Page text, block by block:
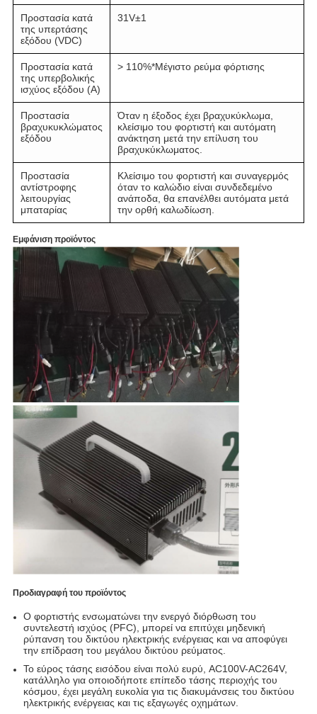
Προστασία κατά
της υπερτάσης
εξόδου (VDC)
31V±1
Προστασία κατά
της υπερβολικής
ισχύος εξόδου (A)
> 110%*Μέγιστο ρεύμα φόρτισης
Προστασία
βραχυκυκλώματος
εξόδου
Όταν η έξοδος έχει βραχυκύκλωμα,
κλείσιμο του φορτιστή και αυτόματη
ανάκτηση μετά την επίλυση του
βραχυκύκλωματος.
Προστασία
αντίστροφης
λειτουργίας
μπαταρίας
Κλείσιμο του φορτιστή και συναγερμός
όταν το καλώδιο είναι συνδεδεμένο
ανάποδα, θα επανέλθει αυτόματα μετά
την ορθή καλωδίωση.
Εμφάνιση προϊόντος
Προδιαγραφή του προϊόντος
Ο φορτιστής ενσωματώνει την ενεργό διόρθωση του
συντελεστή ισχύος (PFC), μπορεί να επιτύχει μηδενική
ρύπανση του δικτύου ηλεκτρικής ενέργειας και να αποφύγει
την επίδραση του μεγάλου δικτύου ρεύματος.
Το εύρος τάσης εισόδου είναι πολύ ευρύ, AC100V-AC264V,
κατάλληλο για οποιοδήποτε επίπεδο τάσης περιοχής του
κόσμου, έχει μεγάλη ευκολία για τις διακυμάνσεις του δικτύου
ηλεκτρικής ενέργειας και τις εξαγωγές οχημάτων.